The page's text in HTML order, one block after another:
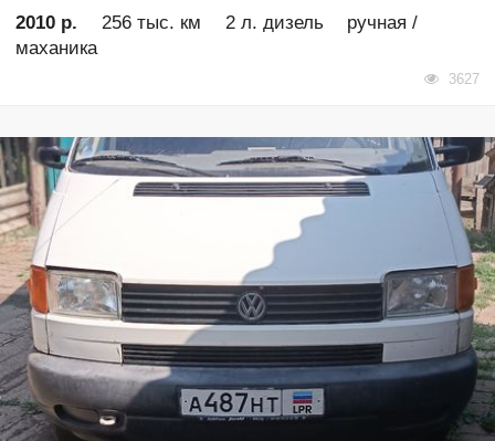
2010 р.
256 тыс. км 2 л. дизель
ручная /
маханика
3627